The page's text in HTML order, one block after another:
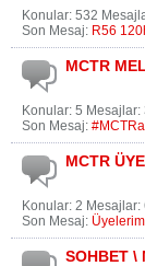
Konular: 532
Son Mesaj: R56
MCTR
Konular: 5 Mesajlar:
Son Mesaj:
MCTR
Konular: 2 Mesajlar:
Son Mesaj:
SOHBET \